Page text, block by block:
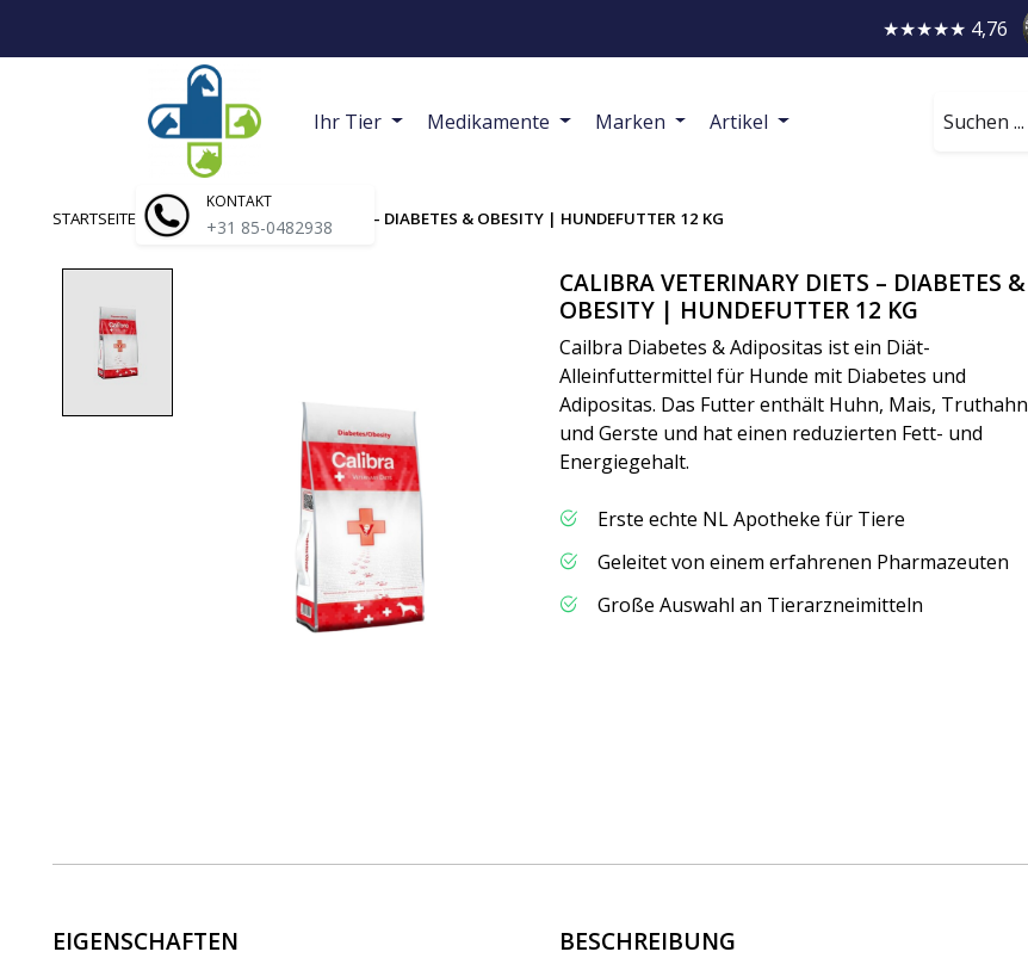
★★★★★ 4,76
Ihr Tier Medikamente Marken Artikel
KONTAKT
+31 85-0482938
STARTSEITE / CALIBRA VETERINARY DIETS – DIABETES & OBESITY | HUNDEFUTTER 12 KG
CALIBRA VETERINARY DIETS – DIABETES &
OBESITY | HUNDEFUTTER 12 KG
Erste echte NL Apotheke für Tiere
Geleitet von einem erfahrenen Pharmazeuten
Große Auswahl an Tierarzneimitteln
Cailbra Diabetes & Adipositas ist ein Diät-
Alleinfuttermittel für Hunde mit Diabetes und
Adipositas. Das Futter enthält Huhn, Mais, Truthahn
und Gerste und hat einen reduzierten Fett- und
Energiegehalt.
EIGENSCHAFTEN
BESCHREIBUNG